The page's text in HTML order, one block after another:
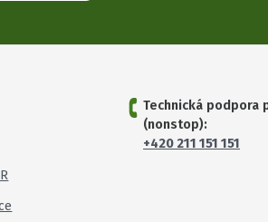
Technická podpora
(nonstop):
+420 211 151 151